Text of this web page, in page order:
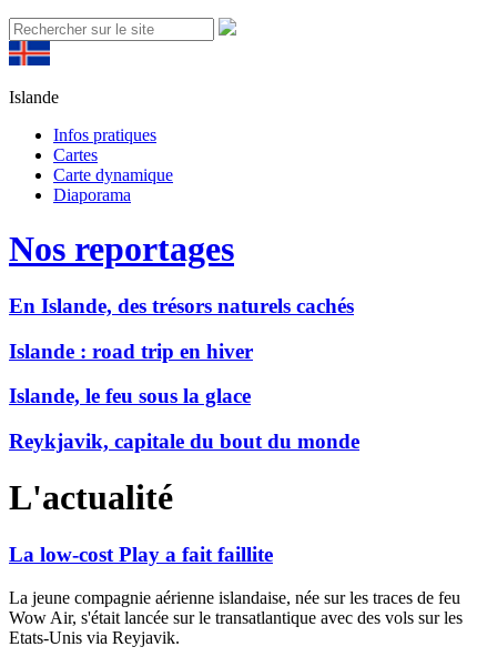
Islande
Infos pratiques
Cartes
Carte dynamique
Diaporama
Nos reportages
En Islande, des trésors naturels cachés
Islande : road trip en hiver
Islande, le feu sous la glace
Reykjavik, capitale du bout du monde
L'actualité
La low-cost Play a fait faillite
La jeune compagnie aérienne islandaise, née sur les traces de feu
Wow Air, s'était lancée sur le transatlantique avec des vols sur les
Etats-Unis via Reyjavik.